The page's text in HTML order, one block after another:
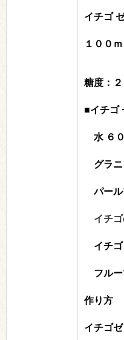
イチゴ
１０
糖度：
■イチゴ
水 ６
グラニ
パール
イチゴ
イチゴ
フルー
作り方
イチゴ